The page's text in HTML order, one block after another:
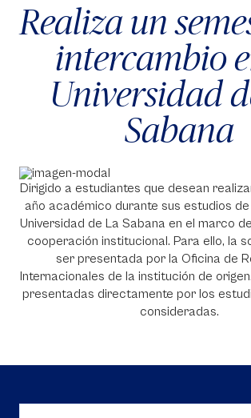
Realiza un
intercambio
Universidad
Sabana
Dirigido a estudiantes que desean
año académico durante sus estudios
Universidad de La Sabana en el marco
cooperación institucional. Para ello, la
ser presentada por la Oficina de
Internacionales de la institución de
presentadas directamente por los
consideradas.